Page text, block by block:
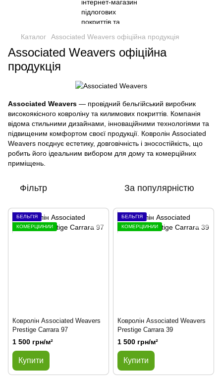
Каталог Associated Weavers офіційна продукція
Associated Weavers офіційна
продукція
Associated Weavers — провідний бельгійський виробник
високоякісного ковроліну та килимових покриттів. Компанія
відома стильними дизайнами, інноваційними технологіями та
підвищеним комфортом своєї продукції. Ковролін Associated
Weavers поєднує естетику, довговічність і зносостійкість, що
робить його ідеальним вибором для дому та комерційних
приміщень.
Фільтр За популярністю
БЕЛЬГІЯ
КОМЕРЦІЙНИЙ
Ковролін Associated Weavers
Prestige Carrara 97
1 500 грн/м²
Купити
БЕЛЬГІЯ
КОМЕРЦІЙНИЙ
Ковролін Associated Weavers
Prestige Carrara 39
1 500 грн/м²
Купити